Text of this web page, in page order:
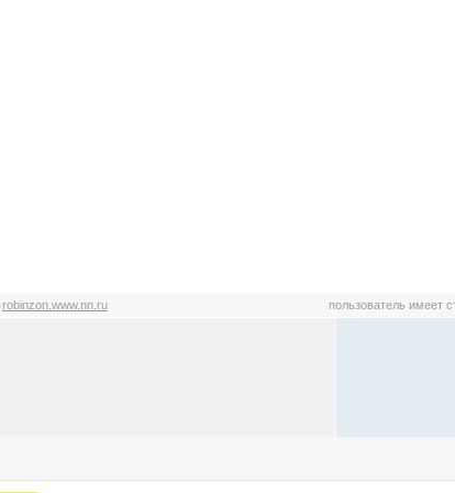
robinzon.www.nn.ru пользователь имеет